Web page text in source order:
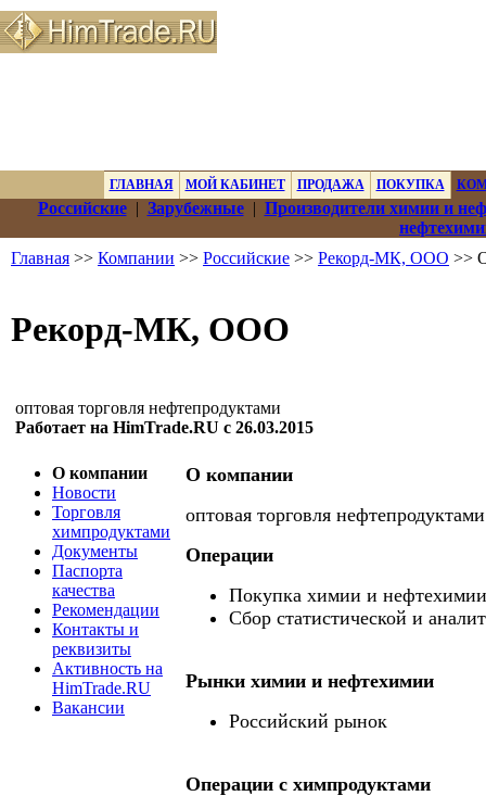
ГЛАВНАЯ МОЙ КАБИНЕТ ПРОДАЖА ПОКУПКА
Российские| Зарубежные| Производители химии и
Главная >> Компании >> Российские >> Рекорд-МК, ООО >>
Рекорд-МК, ООО
оптовая торговля нефтепродуктами
Работает на HimTrade.RU с 26.03.2015
О компании
Новости
Торговля
химпродуктами
Документы
Паспорта
качества
Рекомендации
Контакты и
реквизиты
Активность на
HimTrade.RU
Вакансии
О компании
оптовая торговля нефтепродуктами
Операции
Покупка химии и нефтехимии
Сбор статистической и
Рынки химии и нефтехимии
Российский рынок
Операции c химпродуктами